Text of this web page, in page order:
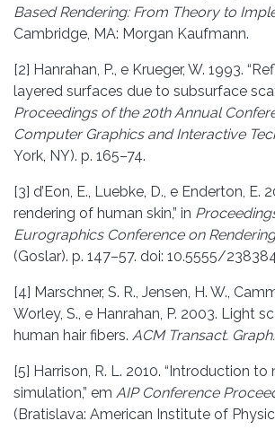
Based Rendering: From Theory to
Cambridge, MA: Morgan Kaufmann.
[2] Hanrahan, P., e Krueger, W. 1993.
layered surfaces due to subsurface
Proceedings of the 20th Annual
Computer Graphics and Interactive
York, NY). p. 165–74.
[3] d’Eon, E., Luebke, D., e Enderton, E.
rendering of human skin,” in
Eurographics Conference on
(Goslar). p. 147–57. doi: 10.5555/
[4] Marschner, S. R., Jensen, H. W.,
Worley, S., e Hanrahan, P. 2003. Light
human hair fibers. ACM Transact. Graph.
[5] Harrison, R. L. 2010. “Introduction
simulation,” em AIP Conference
(Bratislava: American Institute of